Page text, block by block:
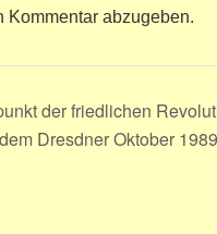
Kommentar abzugeben.
der friedlichen
Dresdner Oktober 1989